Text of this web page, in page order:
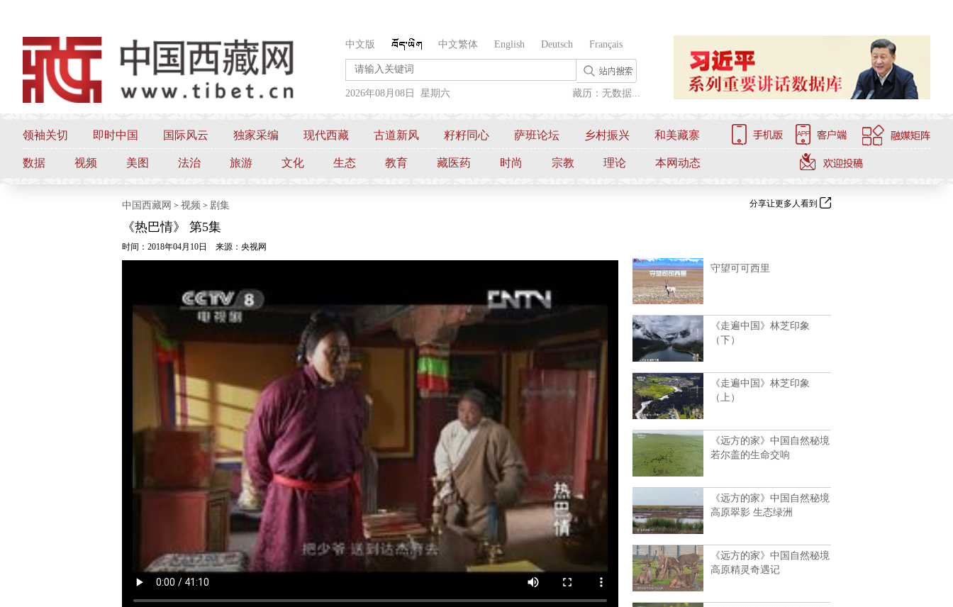
中文版 中文繁体 English Deutsch Français
2026年08月08日 星期六 藏历：无数据...
领袖关切 即时中国 国际风云 独家采编 现代西藏 古道新风 籽籽同心 萨班论坛 乡村振兴 和美藏寨
数据 视频 美图 法治 旅游 文化 生态 教育 藏医药 时尚 宗教 理论 本网动态
中国西藏网 > 视频 > 剧集 分享让更多人看到
《热巴情》 第5集
时间：2018年04月10日 来源：央视网
守望可可西里
《走遍中国》林芝印象
（下）
《走遍中国》林芝印象
（上）
《远方的家》中国自然秘境
若尔盖的生命交响
《远方的家》中国自然秘境
高原翠影 生态绿洲
《远方的家》中国自然秘境
高原精灵奇遇记